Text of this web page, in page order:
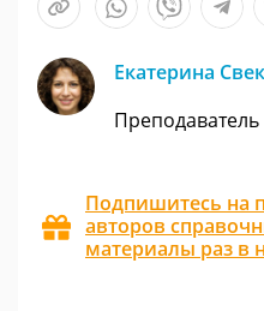
Екатерина
Подпишитесь на
авторов
материалы раз в